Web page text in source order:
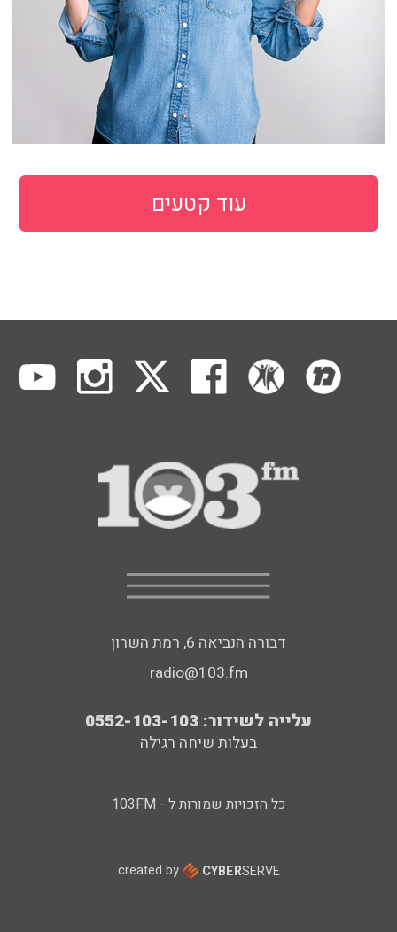
עוד קטעים
דבורה הנביאה 6, רמת השרון
radio@103.fm
עלייה לשידור: 0552-103-103
בעלות שיחה רגילה
כל הזכויות שמורות ל - 103FM
created by CYBERSERVE